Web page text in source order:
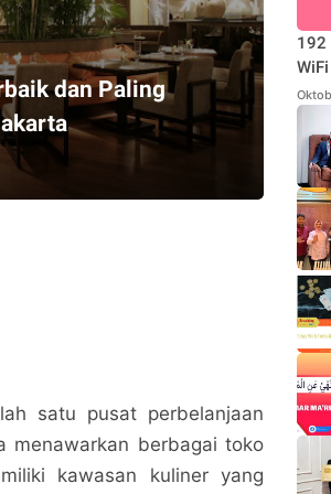
dan Paling
satu pusat perbelanjaan
menawarkan berbagai toko
kawasan kuliner yang
192